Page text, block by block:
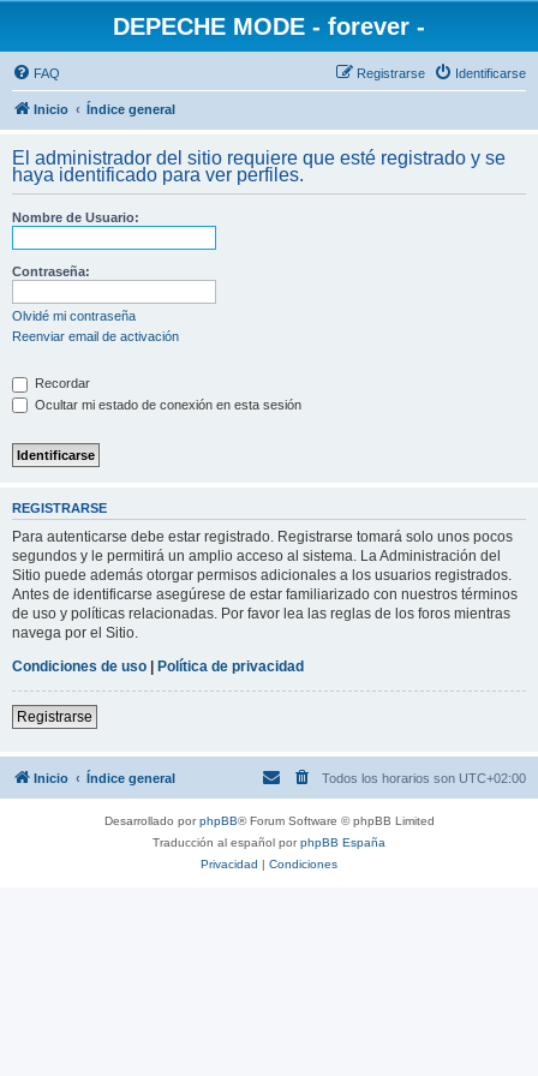
DEPECHE MODE - forever -
FAQ Identificarse
Registrarse
Inicio Índice general
El administrador del sitio requiere que esté registrado y se
haya identificado para ver perfiles.
Nombre de Usuario:
Contraseña:
Olvidé mi contraseña
Reenviar email de activación
Recordar
Ocultar mi estado de conexión en esta sesión
REGISTRARSE
Para autenticarse debe estar registrado. Registrarse tomará solo unos pocos
segundos y le permitirá un amplio acceso al sistema. La Administración del
Sitio puede además otorgar permisos adicionales a los usuarios registrados.
Antes de identificarse asegúrese de estar familiarizado con nuestros términos
de uso y políticas relacionadas. Por favor lea las reglas de los foros mientras
navega por el Sitio.
Condiciones de uso | Política de privacidad
Registrarse
Inicio Índice general Todos los horarios son UTC+02:00
Desarrollado porphpBB® Forum Software © phpBB Limited
Traducción al español porphpBB España
Privacidad | Condiciones